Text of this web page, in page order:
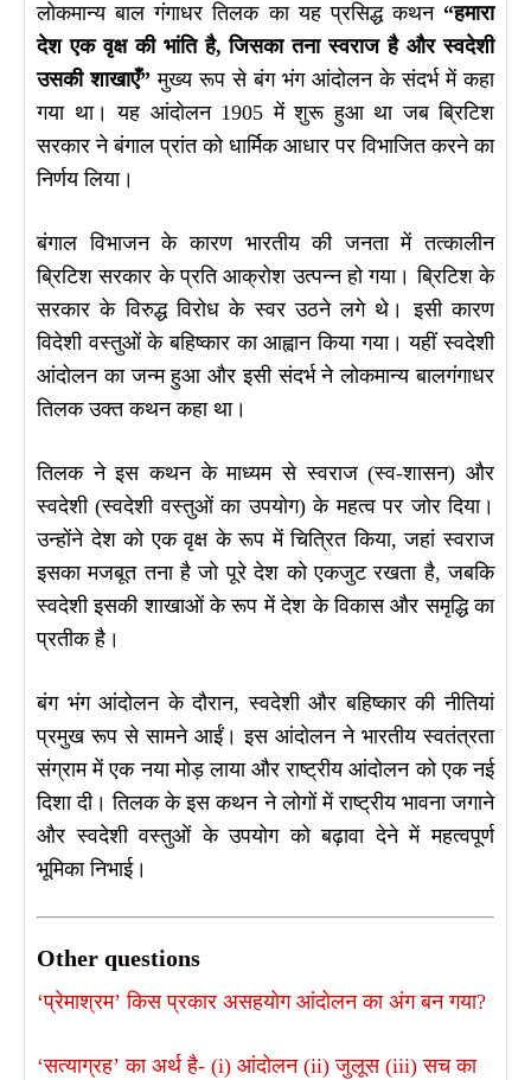
लोकमान्य बाल गंगाधर तिलक का यह प्रसिद्ध कथन “हमारा
देश एक वृक्ष की भांति है, जिसका तना स्वराज है और स्वदेशी
उसकी शाखाएँ” मुख्य रूप से बंग भंग आंदोलन के संदर्भ में कहा
गया था। यह आंदोलन 1905 में शुरू हुआ था जब ब्रिटिश
सरकार ने बंगाल प्रांत को धार्मिक आधार पर विभाजित करने का
निर्णय लिया।
बंगाल विभाजन के कारण भारतीय की जनता में तत्कालीन
ब्रिटिश सरकार के प्रति आक्रोश उत्पन्न हो गया। ब्रिटिश के
सरकार के विरुद्ध विरोध के स्वर उठने लगे थे। इसी कारण
विदेशी वस्तुओं के बहिष्कार का आह्वान किया गया। यहीं स्वदेशी
आंदोलन का जन्म हुआ और इसी संदर्भ ने लोकमान्य बालगंगाधर
तिलक उक्त कथन कहा था।
तिलक ने इस कथन के माध्यम से स्वराज (स्व-शासन) और
स्वदेशी (स्वदेशी वस्तुओं का उपयोग) के महत्व पर जोर दिया।
उन्होंने देश को एक वृक्ष के रूप में चित्रित किया, जहां स्वराज
इसका मजबूत तना है जो पूरे देश को एकजुट रखता है, जबकि
स्वदेशी इसकी शाखाओं के रूप में देश के विकास और समृद्धि का
प्रतीक है।
बंग भंग आंदोलन के दौरान, स्वदेशी और बहिष्कार की नीतियां
प्रमुख रूप से सामने आईं। इस आंदोलन ने भारतीय स्वतंत्रता
संग्राम में एक नया मोड़ लाया और राष्ट्रीय आंदोलन को एक नई
दिशा दी। तिलक के इस कथन ने लोगों में राष्ट्रीय भावना जगाने
और स्वदेशी वस्तुओं के उपयोग को बढ़ावा देने में महत्वपूर्ण
भूमिका निभाई।
Other questions
‘प्रेमाश्रम’ किस प्रकार असहयोग आंदोलन का अंग बन गया?
‘सत्याग्रह’ का अर्थ है- (i) आंदोलन (ii) जुलूस (iii) सच का